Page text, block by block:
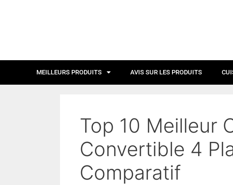
MEILLEURS PRODUITS AVIS SUR LES PRODUITS
Top 10 Meilleur
Convertible 4
Comparatif